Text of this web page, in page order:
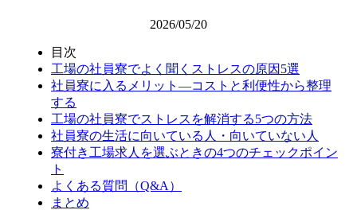
2026/05/20
目次
工場の社員寮でよく聞くストレスの原因5選
社員寮に入るメリット—コストと利便性から整理
する
工場の社員寮でストレスを解消する5つの方法
社員寮の生活に向いている人・向いていない人
寮付き工場求人を選ぶときの4つのチェックポイン
ト
よくある質問（Q&A）
まとめ